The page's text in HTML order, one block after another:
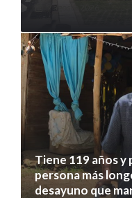
Tiene 119 años
persona más
desayuno que